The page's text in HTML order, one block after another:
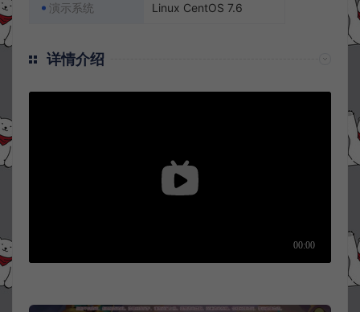
演示系统 Linux CentOS 7.6
详情介绍